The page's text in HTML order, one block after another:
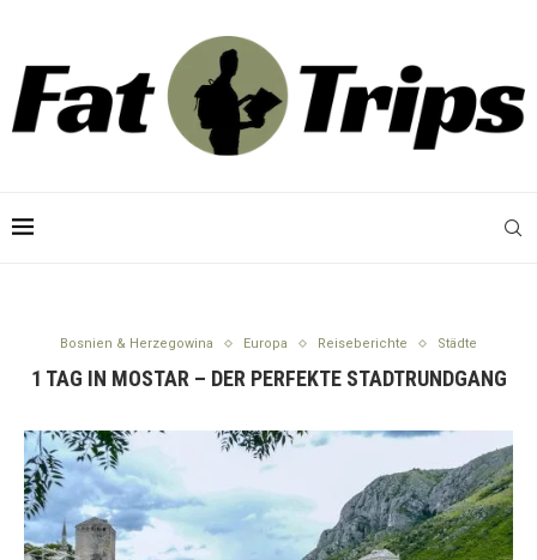
Bosnien & Herzegowina Europa Reiseberichte Städte
1 TAG IN MOSTAR – DER PERFEKTE STADTRUNDGANG